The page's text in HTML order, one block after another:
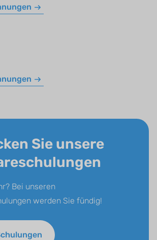
Sie unsere
Bei unseren
werden Sie fündig!